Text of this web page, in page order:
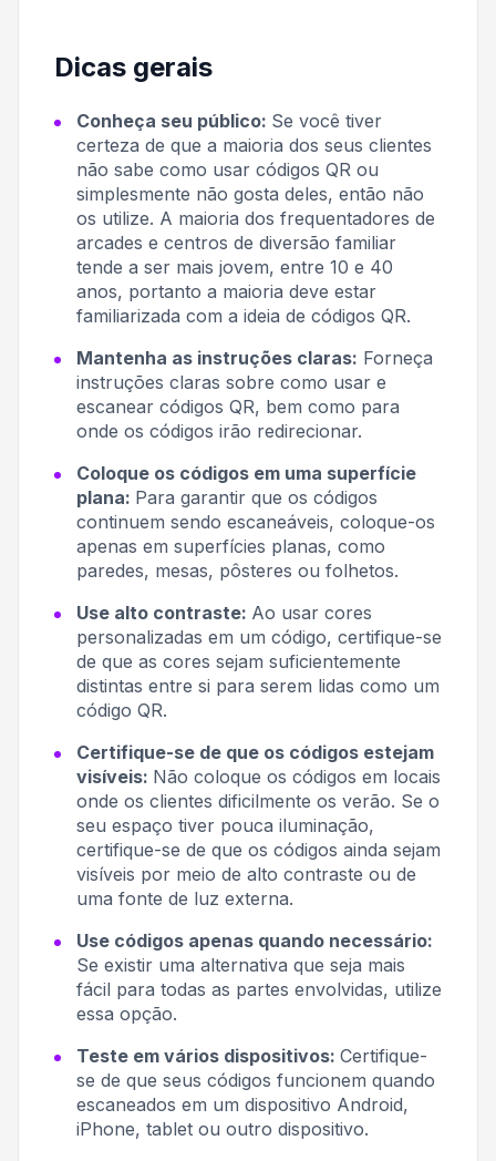
Dicas gerais
Conheça seu público: Se você tiver
certeza de que a maioria dos seus clientes
não sabe como usar códigos QR ou
simplesmente não gosta deles, então não
os utilize. A maioria dos frequentadores de
arcades e centros de diversão familiar
tende a ser mais jovem, entre 10 e 40
anos, portanto a maioria deve estar
familiarizada com a ideia de códigos QR.
Mantenha as instruções claras: Forneça
instruções claras sobre como usar e
escanear códigos QR, bem como para
onde os códigos irão redirecionar.
Coloque os códigos em uma superfície
plana: Para garantir que os códigos
continuem sendo escaneáveis, coloque-os
apenas em superfícies planas, como
paredes, mesas, pôsteres ou folhetos.
Use alto contraste: Ao usar cores
personalizadas em um código, certifique-se
de que as cores sejam suficientemente
distintas entre si para serem lidas como um
código QR.
Certifique-se de que os códigos estejam
visíveis: Não coloque os códigos em locais
onde os clientes dificilmente os verão. Se o
seu espaço tiver pouca iluminação,
certifique-se de que os códigos ainda sejam
visíveis por meio de alto contraste ou de
uma fonte de luz externa.
Use códigos apenas quando necessário:
Se existir uma alternativa que seja mais
fácil para todas as partes envolvidas, utilize
essa opção.
Teste em vários dispositivos: Certifique-
se de que seus códigos funcionem quando
escaneados em um dispositivo Android,
iPhone, tablet ou outro dispositivo.